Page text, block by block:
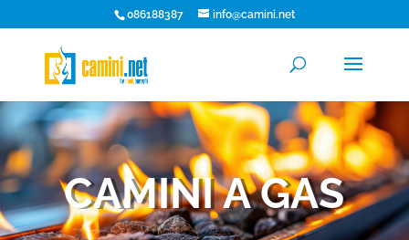
086188387 info@camini.net
CAMINI A GAS